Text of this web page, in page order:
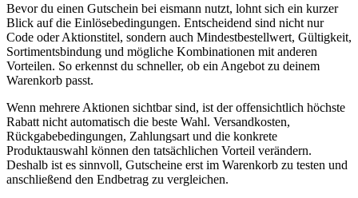
Bevor du einen Gutschein bei eismann nutzt, lohnt sich ein kurzer
Blick auf die Einlösebedingungen. Entscheidend sind nicht nur
Code oder Aktionstitel, sondern auch Mindestbestellwert, Gültigkeit,
Sortimentsbindung und mögliche Kombinationen mit anderen
Vorteilen. So erkennst du schneller, ob ein Angebot zu deinem
Warenkorb passt.
Wenn mehrere Aktionen sichtbar sind, ist der offensichtlich höchste
Rabatt nicht automatisch die beste Wahl. Versandkosten,
Rückgabebedingungen, Zahlungsart und die konkrete
Produktauswahl können den tatsächlichen Vorteil verändern.
Deshalb ist es sinnvoll, Gutscheine erst im Warenkorb zu testen und
anschließend den Endbetrag zu vergleichen.